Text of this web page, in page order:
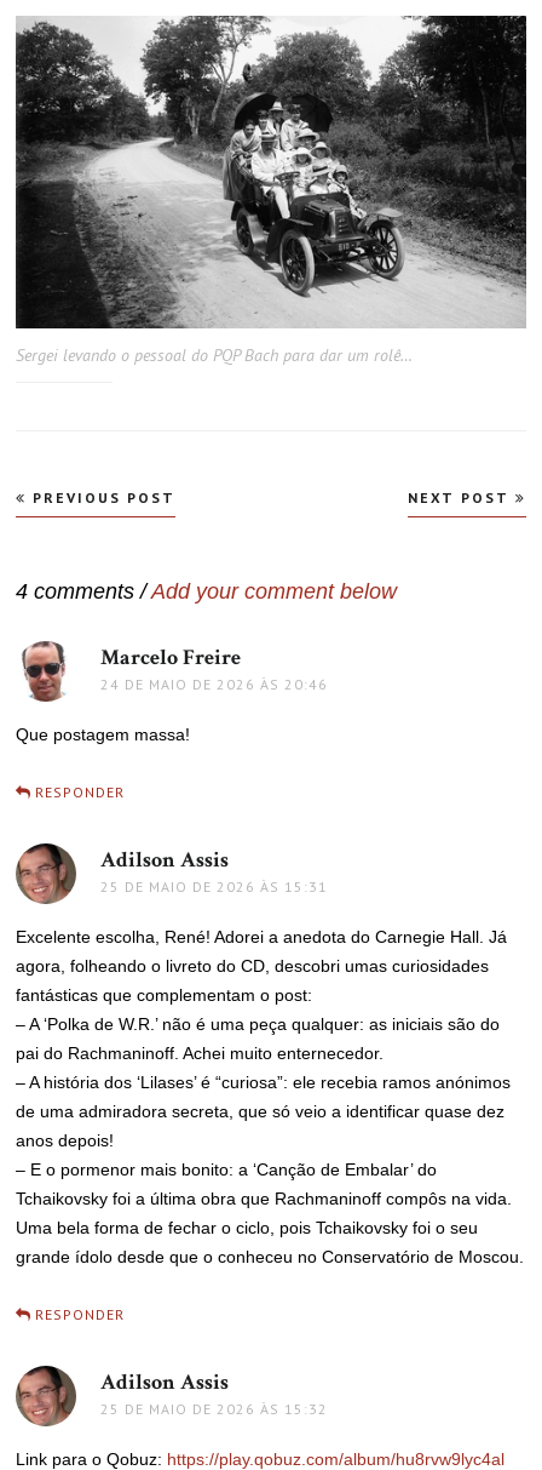
Sergei levando o pessoal do PQP Bach para dar um rolê…
Navegação
de
PREVIOUS POST NEXT POST
4 comments /Add your comment below
Marcelo Freire
24 DE MAIO DE 2026 ÀS 20:46
Que postagem massa!
RESPONDER
Adilson Assis
25 DE MAIO DE 2026 ÀS 15:31
Excelente escolha, René! Adorei a anedota do Carnegie Hall. Já
agora, folheando o livreto do CD, descobri umas curiosidades
fantásticas que complementam o post:
– A ‘Polka de W.R.’ não é uma peça qualquer: as iniciais são do
pai do Rachmaninoff. Achei muito enternecedor.
– A história dos ‘Lilases’ é “curiosa”: ele recebia ramos anónimos
de uma admiradora secreta, que só veio a identificar quase dez
anos depois!
– E o pormenor mais bonito: a ‘Canção de Embalar’ do
Tchaikovsky foi a última obra que Rachmaninoff compôs na vida.
Uma bela forma de fechar o ciclo, pois Tchaikovsky foi o seu
grande ídolo desde que o conheceu no Conservatório de Moscou.
RESPONDER
Adilson Assis
25 DE MAIO DE 2026 ÀS 15:32
Link para o Qobuz: https://play.qobuz.com/album/hu8rvw9lyc4al